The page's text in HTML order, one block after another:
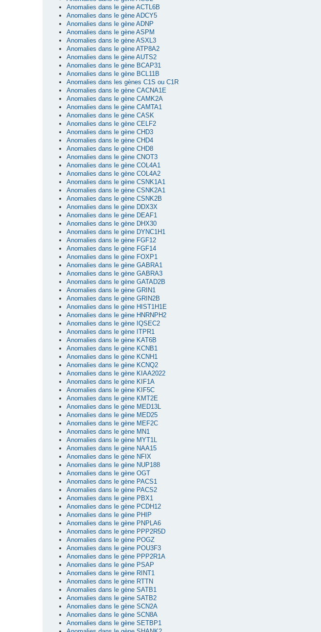
Anomalies dans le gène ACTL6B
Anomalies dans le gène ADCY5
Anomalies dans le gène ADNP
Anomalies dans le gène ASPM
Anomalies dans le gène ASXL3
Anomalies dans le gène ATP8A2
Anomalies dans le gène AUTS2
Anomalies dans le gène BCAP31
Anomalies dans le gène BCL11B
Anomalies dans les gènes C1S ou C1R
Anomalies dans le gène CACNA1E
Anomalies dans le gène CAMK2A
Anomalies dans le gène CAMTA1
Anomalies dans le gène CASK
Anomalies dans le gène CELF2
Anomalies dans le gène CHD3
Anomalies dans le gène CHD4
Anomalies dans le gène CHD8
Anomalies dans le gène CNOT3
Anomalies dans le gène COL4A1
Anomalies dans le gène COL4A2
Anomalies dans le gène CSNK1A1
Anomalies dans le gène CSNK2A1
Anomalies dans le gène CSNK2B
Anomalies dans le gène DDX3X
Anomalies dans le gène DEAF1
Anomalies dans le gène DHX30
Anomalies dans le gène DYNC1H1
Anomalies dans le gène FGF12
Anomalies dans le gène FGF14
Anomalies dans le gène FOXP1
Anomalies dans le gène GABRA1
Anomalies dans le gène GABRA3
Anomalies dans le gène GATAD2B
Anomalies dans le gène GRIN1
Anomalies dans le gène GRIN2B
Anomalies dans le gène HIST1H1E
Anomalies dans le gène HNRNPH2
Anomalies dans le gène IQSEC2
Anomalies dans le gène ITPR1
Anomalies dans le gène KAT6B
Anomalies dans le gène KCNB1
Anomalies dans le gène KCNH1
Anomalies dans le gène KCNQ2
Anomalies dans le gène KIAA2022
Anomalies dans le gène KIF1A
Anomalies dans le gène KIF5C
Anomalies dans le gène KMT2E
Anomalies dans le gène MED13L
Anomalies dans le gène MED25
Anomalies dans le gène MEF2C
Anomalies dans le gène MN1
Anomalies dans le gène MYT1L
Anomalies dans le gène NAA15
Anomalies dans le gène NFIX
Anomalies dans le gène NUP188
Anomalies dans le gène OGT
Anomalies dans le gène PACS1
Anomalies dans le gène PACS2
Anomalies dans le gène PBX1
Anomalies dans le gène PCDH12
Anomalies dans le gène PHIP
Anomalies dans le gène PNPLA6
Anomalies dans le gène PPP2R5D
Anomalies dans le gène POGZ
Anomalies dans le gène POU3F3
Anomalies dans le gène PPP2R1A
Anomalies dans le gène PSAP
Anomalies dans le gène RINT1
Anomalies dans le gène RTTN
Anomalies dans le gène SATB1
Anomalies dans le gène SATB2
Anomalies dans le gène SCN2A
Anomalies dans le gène SCN8A
Anomalies dans le gène SETBP1